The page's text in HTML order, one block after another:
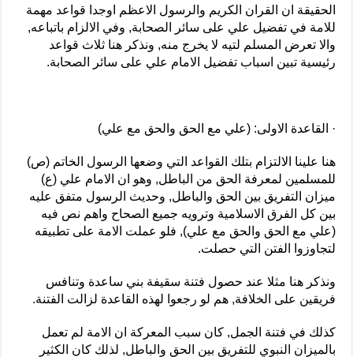
الحقيقة ان القران الكريم والرسول الاعظم اوجدا قواعد مهمة
للامة في تفضيل علي على سائر الصحابة, وفي الالزام باتباعه,
والا تعرض المسلم لتيه لا يخرج منه, ونذكر هنا ثلاث قواعد
رئيسية تبين اسباب تفضيل الامام علي على سائر الصحابة.
· القاعدة الاولى: (علي مع الحق والحق مع علي)
هنا علينا الالتزام بتلك القواعد التي وضعها الرسول الخاتم (ص)
للمسلمين لمعرفة الحق من الباطل, وهو ان الامام علي (ع)
ميزان التفريق بين الحق والباطل, وحديث الرسول متفق عليه
بين كل الفرق الاسلامية وترويه جميع الصحاح واهم نص فيه
(علي مع الحق والحق مع علي), فلو عملت الامة على تطبيقه
لتجاوزوا الفتن التي حصلت.
ونذكر هنا مثلا عند حصول فتنة سقيفة بني ساعدة وتنافس
فريقين على الخلافة, هم لو رجعوا لهذه القاعدة لزالت الفتنة.
كذلك في فتنة الجمل, كان سبب المعركة ان الامة لم تعمل
بالميزان النبوي للتفريق بين الحق والباطل, لذلك كان الكثير